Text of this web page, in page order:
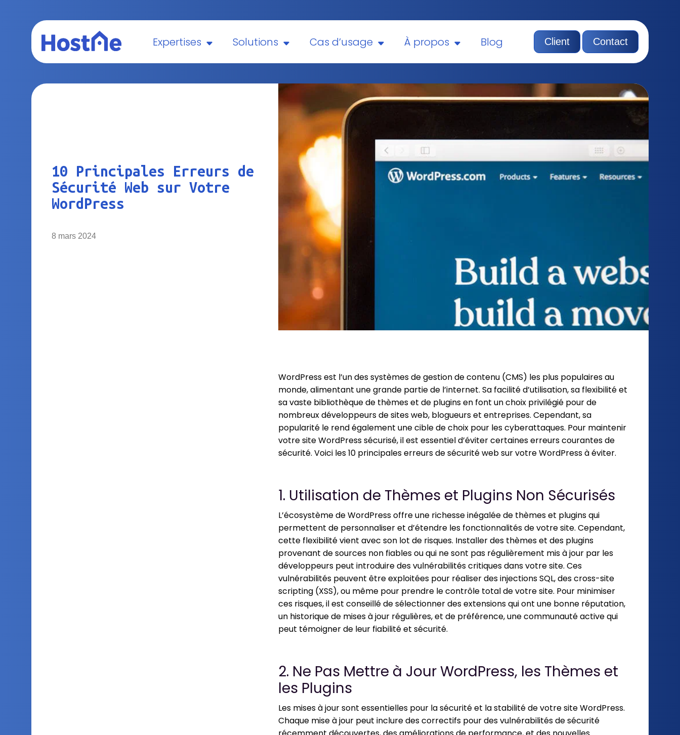
Expertises Solutions Cas d’usage À propos Blog Client Contact
10 Principales Erreurs de
Sécurité Web sur Votre
WordPress
8 mars 2024
WordPress est l’un des systèmes de gestion de contenu (CMS) les plus populaires au
monde, alimentant une grande partie de l’internet. Sa facilité d’utilisation, sa flexibilité et
sa vaste bibliothèque de thèmes et de plugins en font un choix privilégié pour de
nombreux développeurs de sites web, blogueurs et entreprises. Cependant, sa
popularité le rend également une cible de choix pour les cyberattaques. Pour maintenir
votre site WordPress sécurisé, il est essentiel d’éviter certaines erreurs courantes de
sécurité. Voici les 10 principales erreurs de sécurité web sur votre WordPress à éviter.
1. Utilisation de Thèmes et Plugins Non Sécurisés
L’écosystème de WordPress offre une richesse inégalée de thèmes et plugins qui
permettent de personnaliser et d’étendre les fonctionnalités de votre site. Cependant,
cette flexibilité vient avec son lot de risques. Installer des thèmes et des plugins
provenant de sources non fiables ou qui ne sont pas régulièrement mis à jour par les
développeurs peut introduire des vulnérabilités critiques dans votre site. Ces
vulnérabilités peuvent être exploitées pour réaliser des injections SQL, des cross-site
scripting (XSS), ou même pour prendre le contrôle total de votre site. Pour minimiser
ces risques, il est conseillé de sélectionner des extensions qui ont une bonne réputation,
un historique de mises à jour régulières, et de préférence, une communauté active qui
peut témoigner de leur fiabilité et sécurité.
2. Ne Pas Mettre à Jour WordPress, les Thèmes et
les Plugins
Les mises à jour sont essentielles pour la sécurité et la stabilité de votre site WordPress.
Chaque mise à jour peut inclure des correctifs pour des vulnérabilités de sécurité